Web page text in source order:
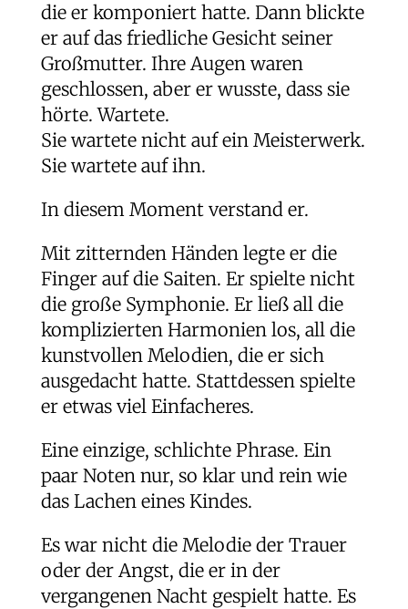
die er komponiert hatte. Dann blickte
er auf das friedliche Gesicht seiner
Großmutter. Ihre Augen waren
geschlossen, aber er wusste, dass sie
hörte. Wartete.
Sie wartete nicht auf ein Meisterwerk.
Sie wartete auf ihn.
In diesem Moment verstand er.
Mit zitternden Händen legte er die
Finger auf die Saiten. Er spielte nicht
die große Symphonie. Er ließ all die
komplizierten Harmonien los, all die
kunstvollen Melodien, die er sich
ausgedacht hatte. Stattdessen spielte
er etwas viel Einfacheres.
Eine einzige, schlichte Phrase. Ein
paar Noten nur, so klar und rein wie
das Lachen eines Kindes.
Es war nicht die Melodie der Trauer
oder der Angst, die er in der
vergangenen Nacht gespielt hatte. Es